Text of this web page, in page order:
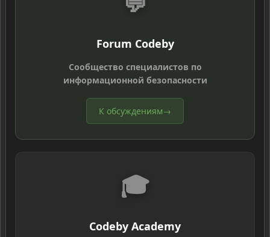
Forum Codeby
Сообщество специалистов по
информационной безопасности
К обсуждениям→
🎓
Codeby Academy